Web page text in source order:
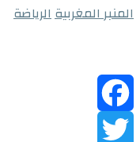
المنبر المغربيةالرياضة
Facebook